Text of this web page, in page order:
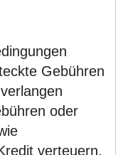
Gebühren
oder
verteuern.